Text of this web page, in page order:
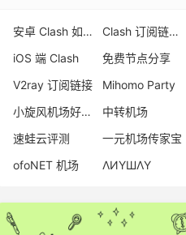
安卓 Clash 如何使用 Clash 订阅链接 免费
iOS 端 Clash
免费节点分享
V2ray 订阅链接
Mihomo Party
小旋风机场好用吗
中转机场
速蛙云评测
一元机场传家宝
ofoNET 机场
ΛИҮШΛҮ